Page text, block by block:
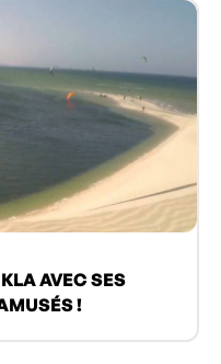
AVEC SES
!